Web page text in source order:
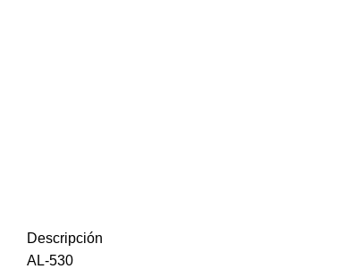
Descripción
AL-530